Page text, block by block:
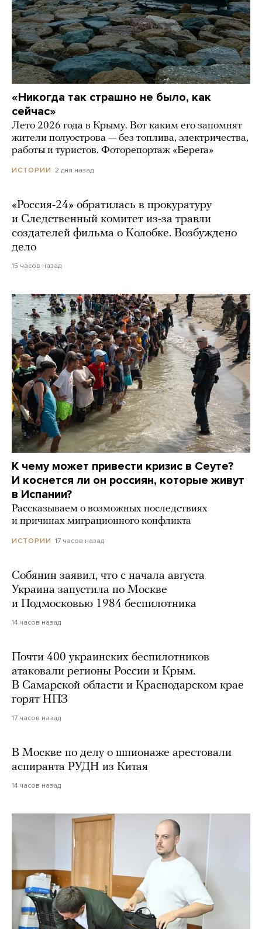
«Никогда так страшно не было, как
сейчас»
Лето 2026 года в Крыму. Вот каким его запомнят
жители полуострова — без топлива, электричества,
работы и туристов. Фоторепортаж «Берега»
ИСТОРИИ 2 дня назад
«Россия-24» обратилась в прокуратуру
и Следственный комитет из-за травли
создателей фильма о Колобке. Возбуждено
дело
15 часов назад
К чему может привести кризис в Сеуте?
И коснется ли он россиян, которые живут
в Испании?
Рассказываем о возможных последствиях
и причинах миграционного конфликта
ИСТОРИИ 17 часов назад
Собянин заявил, что с начала августа
Украина запустила по Москве
и Подмосковью 1984 беспилотника
14 часов назад
Почти 400 украинских беспилотников
атаковали регионы России и Крым.
В Самарской области и Краснодарском крае
горят НПЗ
17 часов назад
В Москве по делу о шпионаже арестовали
аспиранта РУДН из Китая
14 часов назад